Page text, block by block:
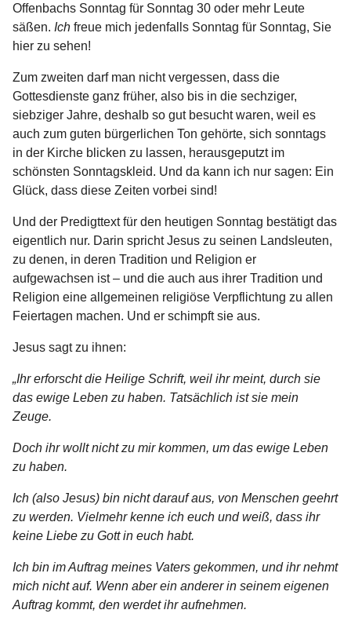
Offenbachs Sonntag für Sonntag 30 oder mehr Leute
säßen. Ich freue mich jedenfalls Sonntag für Sonntag, Sie
hier zu sehen!
Zum zweiten darf man nicht vergessen, dass die
Gottesdienste ganz früher, also bis in die sechziger,
siebziger Jahre, deshalb so gut besucht waren, weil es
auch zum guten bürgerlichen Ton gehörte, sich sonntags
in der Kirche blicken zu lassen, herausgeputzt im
schönsten Sonntagskleid. Und da kann ich nur sagen: Ein
Glück, dass diese Zeiten vorbei sind!
Und der Predigttext für den heutigen Sonntag bestätigt das
eigentlich nur. Darin spricht Jesus zu seinen Landsleuten,
zu denen, in deren Tradition und Religion er
aufgewachsen ist – und die auch aus ihrer Tradition und
Religion eine allgemeinen religiöse Verpflichtung zu allen
Feiertagen machen. Und er schimpft sie aus.
Jesus sagt zu ihnen:
„Ihr erforscht die Heilige Schrift, weil ihr meint, durch sie
das ewige Leben zu haben. Tatsächlich ist sie mein
Zeuge.
Doch ihr wollt nicht zu mir kommen, um das ewige Leben
zu haben.
Ich (also Jesus) bin nicht darauf aus, von Menschen geehrt
zu werden. Vielmehr kenne ich euch und weiß, dass ihr
keine Liebe zu Gott in euch habt.
Ich bin im Auftrag meines Vaters gekommen, und ihr nehmt
mich nicht auf. Wenn aber ein anderer in seinem eigenen
Auftrag kommt, den werdet ihr aufnehmen.